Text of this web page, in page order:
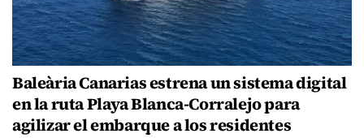
Baleària Canarias estrena un sistema digital
en la ruta Playa Blanca-Corralejo para
agilizar el embarque a los residentes